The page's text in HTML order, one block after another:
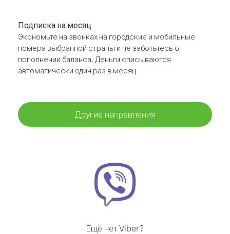
Подписка на месяц
Экономьте на звонках на городские и мобильные
номера выбранной страны и не заботьтесь о
пополнении баланса. Деньги списываются
автоматически один раз в месяц
Другие направления
Ещё нет Viber?